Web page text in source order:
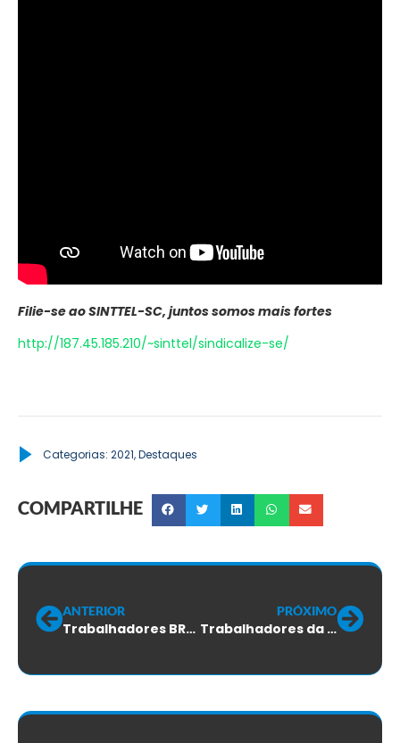
Filie-se ao SINTTEL-SC, juntos somos mais fortes
http://187.45.185.210/~sinttel/sindicalize-se/
Categorias: 2021,Destaques
COMPARTILHE
ANTERIOR
Trabalhadores BRD: votação do ACT será amanhã, 15/09
PRÓXIMO
Trabalhadores da Pauta: votação do ACT será amanhã, 23